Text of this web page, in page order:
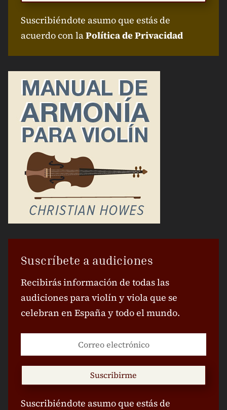
Suscribiéndote asumo que estás de
acuerdo con laPolítica de Privacidad
Suscríbete a audiciones
Recibirás información de todas las
audiciones para violín y viola que se
celebran en España y todo el mundo.
Suscribirme
Suscribiéndote asumo que estás de